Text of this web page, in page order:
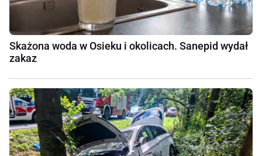
Skażona woda w Osieku i okolicach. Sanepid wydał
zakaz